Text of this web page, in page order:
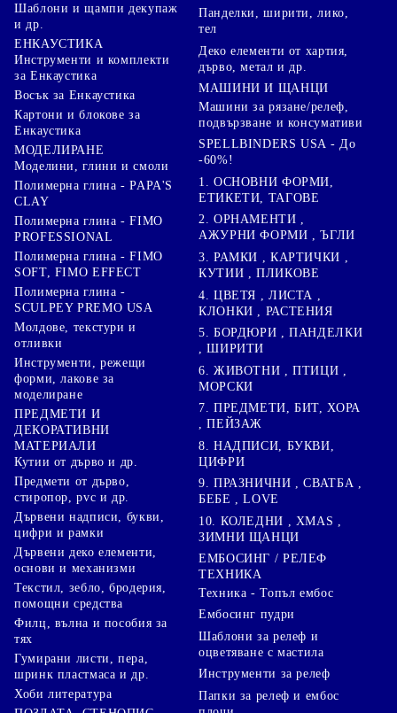
Шаблони и щампи декупаж
и др.
ЕНКАУСТИКА
Инструменти и комплекти
за Енкаустика
Восък за Енкаустика
Картони и блокове за
Енкаустика
МОДЕЛИРАНЕ
Моделини, глини и смоли
Полимерна глина - PAPA'S
CLAY
Полимерна глина - FIMO
PROFESSIONAL
Полимерна глина - FIMO
SOFT, FIMO EFFECT
Полимерна глина -
SCULPEY PREMO USA
Молдове, текстури и
отливки
Инструменти, режещи
форми, лакове за
моделиране
ПРЕДМЕТИ И
ДЕКОРАТИВНИ
МАТЕРИАЛИ
Кутии от дърво и др.
Предмети от дърво,
стиропор, pvc и др.
Дървени надписи, букви,
цифри и рамки
Дървени деко елементи,
основи и механизми
Текстил, зебло, бродерия,
помощни средства
Филц, вълна и пособия за
тях
Гумирани листи, пера,
шринк пластмаса и др.
Хоби литература
Панделки, ширити, лико,
тел
Деко елементи от хартия,
дърво, метал и др.
МАШИНИ И ЩАНЦИ
Машини за рязане/релеф,
подвързване и консумативи
SPELLBINDERS USA - До
-60%!
1. ОСНОВНИ ФОРМИ,
ЕТИКЕТИ, ТАГОВЕ
2. ОРНАМЕНТИ ,
АЖУРНИ ФОРМИ , ЪГЛИ
3. РАМКИ , КАРТИЧКИ ,
КУТИИ , ПЛИКОВЕ
4. ЦВЕТЯ , ЛИСТА ,
КЛОНКИ , РАСТЕНИЯ
5. БОРДЮРИ , ПАНДЕЛКИ
, ШИРИТИ
6. ЖИВОТНИ , ПТИЦИ ,
МОРСКИ
7. ПРЕДМЕТИ, БИТ, ХОРА
, ПЕЙЗАЖ
8. НАДПИСИ, БУКВИ,
ЦИФРИ
9. ПРАЗНИЧНИ , СВАТБА ,
БЕБЕ , LOVE
10. КОЛЕДНИ , XMAS ,
ЗИМНИ ЩАНЦИ
ЕМБОСИНГ / РЕЛЕФ
ТЕХНИКА
Техника - Топъл ембос
Ембосинг пудри
Шаблони за релеф и
оцветяване с мастила
Инструменти за релеф
Папки за релеф и ембос